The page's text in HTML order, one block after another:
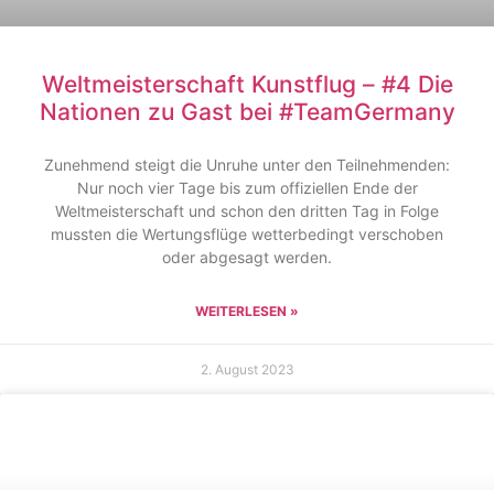
Weltmeisterschaft Kunstflug – #4 Die
Nationen zu Gast bei #TeamGermany
Zunehmend steigt die Unruhe unter den Teilnehmenden:
Nur noch vier Tage bis zum offiziellen Ende der
Weltmeisterschaft und schon den dritten Tag in Folge
mussten die Wertungsflüge wetterbedingt verschoben
oder abgesagt werden.
WEITERLESEN »
2. August 2023